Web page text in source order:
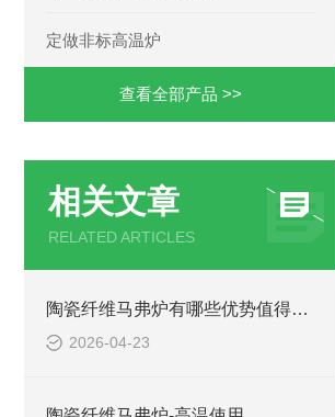
定做非标高温炉
查看全部产品 >>
相关文章
RELATED ARTICLES
陶瓷纤维马弗炉有哪些优势值得我们选择？
2026-04-23